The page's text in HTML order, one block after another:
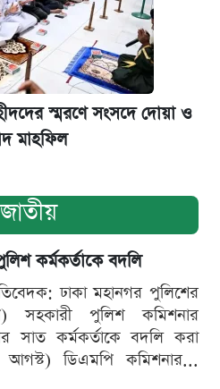
স্মরণে সংসদে দোয়া ও
মাহফিল
জাতীয়
কর্মকর্তাকে বদলি
ঢাকা মহানগর পুলিশের
সহকারী পুলিশ কমিশনার
সাত কর্মকর্তাকে বদলি করা
আগস্ট) ডিএমপি কমিশনার...